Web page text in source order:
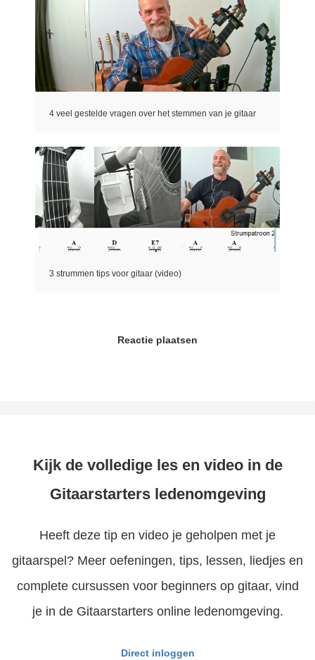
4 veel gestelde vragen over het stemmen van je gitaar
3 strummen tips voor gitaar (video)
Reactie plaatsen
Kijk de volledige les en video in de
Gitaarstarters ledenomgeving
Heeft deze tip en video je geholpen met je
gitaarspel? Meer oefeningen, tips, lessen, liedjes en
complete cursussen voor beginners op gitaar, vind
je in de Gitaarstarters online ledenomgeving.
Direct inloggen